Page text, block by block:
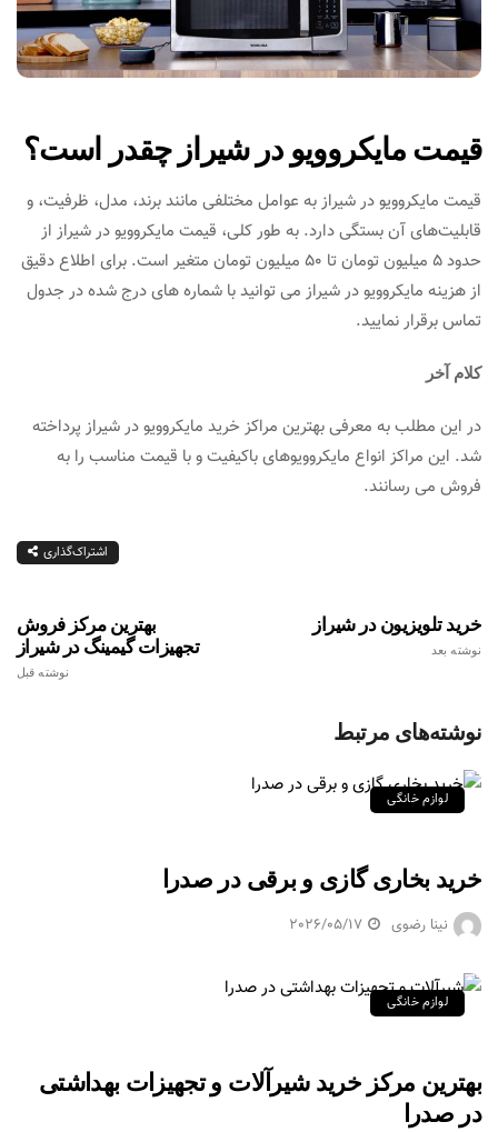
قیمت مایکروویو در شیراز چقدر است؟
قیمت مایکروویو در شیراز به عوامل مختلفی مانند برند، مدل، ظرفیت، و
قابلیت‌های آن بستگی دارد. به طور کلی، قیمت مایکروویو در شیراز از
حدود 5 میلیون تومان تا 50 میلیون تومان متغیر است. برای اطلاع دقیق
از هزینه مایکروویو در شیراز می توانید با شماره های درج شده در جدول
تماس برقرار نمایید.
کلام آخر
در این مطلب به معرفی بهترین مراکز خرید مایکروویو در شیراز پرداخته
شد. این مراکز انواع مایکروویوهای باکیفیت و با قیمت مناسب را به
فروش می رسانند.
اشتراک‌گذاری
بهترین مرکز فروش
تجهیزات گیمینگ در شیراز
نوشته قبل
خرید تلویزیون در شیراز
نوشته بعد
نوشته‌های مرتبط
لوازم خانگی
خرید بخاری گازی و برقی در صدرا
نینا رضوی 2026/05/17
لوازم خانگی
بهترین مرکز خرید شیرآلات و تجهیزات بهداشتی
در صدرا